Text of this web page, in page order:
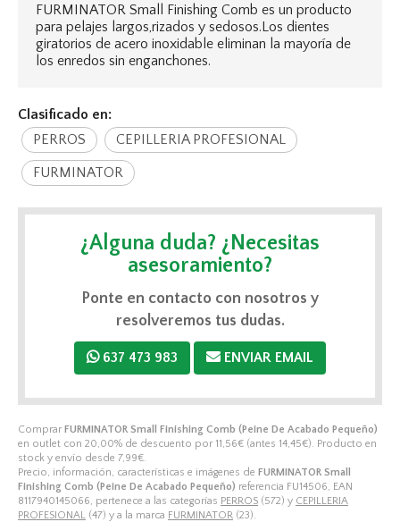
Comprar FURMINATOR Small Finishing Comb (Peine De Acabado Pequeño)
en outlet con 20,00% de descuento por 11,56€ (antes 14,45€). Producto en
stock y envío desde 7,99€
Precio, información, características e imágenes de FURMINATOR Small
Finishing Comb (Peine De Acabado Pequeño) referencia FU14506, EAN
8117940145066, pertenece a las categorías PERROS (572) y CEPILLERIA
PROFESIONAL
(47) y a la marca FURMINATOR (23).
FURMINATOR Small Finishing Comb es un producto
para pelajes largos,rizados y sedosos.Los dientes
giratorios de acero inoxidable eliminan la mayoría de
los enredos sin enganchones.
Clasificado en:
PERROS
CEPILLERIA PROFESIONAL
FURMINATOR
¿Alguna duda? ¿Necesitas
asesoramiento?
Ponte en contacto con nosotros y
resolveremos tus dudas.
637 473 983 ENVIAR EMAIL